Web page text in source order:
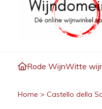
Rode WijnWitte
Home > Castello della